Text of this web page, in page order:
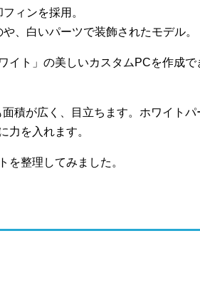
ィンを採用。
、白いパーツで装飾されたモデル。
イト」の美しいカスタムPCを作成で
積が広く、目立ちます。ホワイトパ
力を入れます。
を整理してみました。